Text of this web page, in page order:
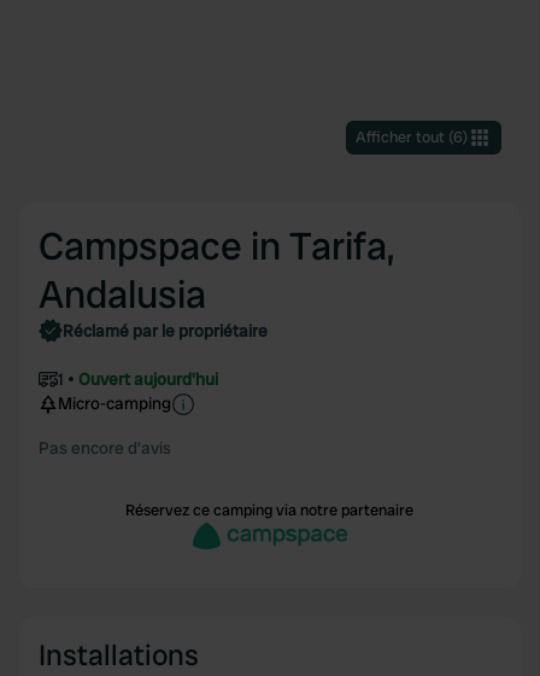
Afficher tout(6)
Campspace in Tarifa,
Andalusia
Réclamé par le propriétaire
1
Ouvert aujourd'hui
Micro-camping
Pas encore d'avis
Réservez ce camping via notre partenaire
Installations